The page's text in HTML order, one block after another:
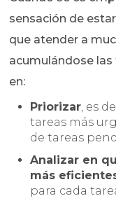
sensación de
que atender a
acumulándose
en:
Priorizar, es
tareas más
de tareas
Analizar en
más
para cada